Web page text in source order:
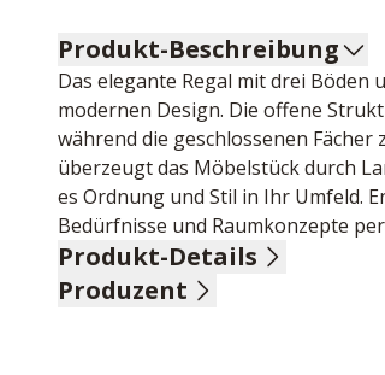
Produkt-Beschreibung
Das elegante Regal mit drei
modernen Design. Die offene
während die geschlossenen
überzeugt das Möbelstück durch
es Ordnung und Stil in Ihr Umfeld.
Bedürfnisse und Raumkonzepte
Produkt-Details
Wildeiche massiv, natur geölt,
Produzent